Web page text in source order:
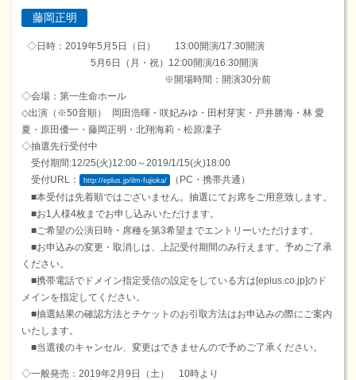
藤岡正明
◇日時：2019年5月5日（日） 13:00開演/17:30開演
5月6日（月・祝）12:00開演/16:30開演
※開場時間：開演30分前
◇会場：第一生命ホール
◇出演（※50音順） 岡田浩暉・咲妃みゆ・田村芽実・戸井勝海・林 愛
夏・原田優一・藤岡正明・北翔海莉・松原凜子
◇抽選先行受付中
受付期間:12/25(火)12:00～2019/1/15(火)18:00
受付URL：
http://eplus.jp/ilm-fujioka/
（PC・携帯共通）
■本受付は先着順ではございません。抽選にてお席をご用意致します。
■お1人様4枚までお申し込みいただけます。
■ご希望の公演日時・席種を第3希望までエントリーいただけます。
■お申込みの変更・取消しは、上記受付期間のみ行えます。予めご了承
ください。
■携帯電話でドメイン指定受信の設定をしている方は[eplus.co.jp]のド
メインを指定してください。
■抽選結果の確認方法とチケットのお引取方法はお申込みの際にご案内
いたします。
■当選後のキャンセル、変更はできませんので予めご了承ください。
◇一般発売：2019年2月9日（土） 10時より